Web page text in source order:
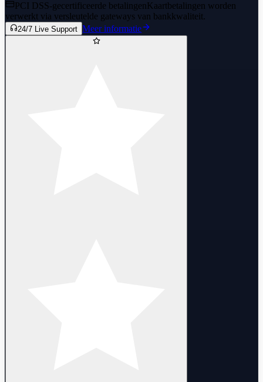
PCI DSS-gecertificeerde betalingen Kaartbetalingen worden
verwerkt via versleutelde gateways van bankkwaliteit.
24/7 Live Support Meer informatie